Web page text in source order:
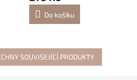
Do košíku
SOUVISEJÍCÍ PRODUKTY